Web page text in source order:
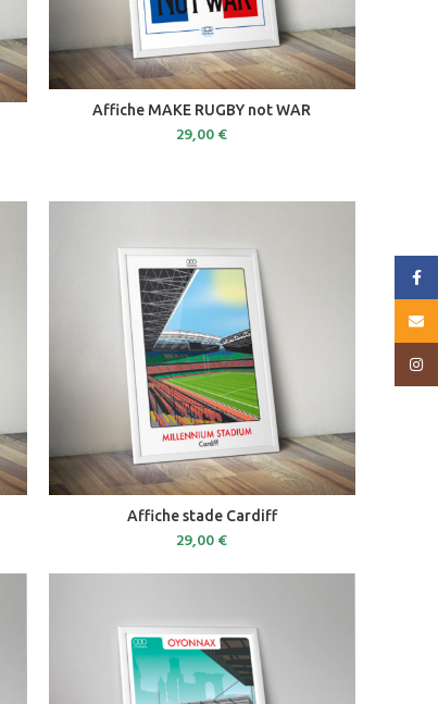
ADD TO CART
Affiche MAKE RUGBY not WAR
29,00€
ADD TO CART
Affiche stade Cardiff
29,00€
Email